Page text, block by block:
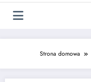
Strona domowa